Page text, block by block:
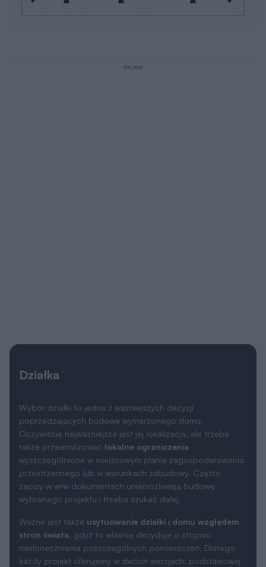
REKLAMA
Działka
Wybór działki to jedna z ważniejszych decyzji
poprzedzających budowę wymarzonego domu.
Oczywiście najważniejsza jest jej lokalizacja, ale trzeba
także przeanalizować lokalne ograniczenia
wyszczególnione w miejscowym planie zagospodarowania
przestrzennego lub w warunkach zabudowy. Często
zapisy w w/w dokumentach uniemożliwiają budowę
wybranego projektu i trzeba szukać dalej.
Ważne jest także usytuowanie działki i domu względem
stron świata, gdyż to właśnie decyduje o stopniu
nasłonecznienia poszczególnych pomieszczeń. Dlatego
każdy projekt oferujemy w dwóch wersjach: podstawowej